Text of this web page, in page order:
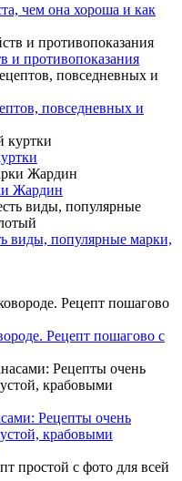
чем она хороша и как
и противопоказания
повседневных и
Жардин
виды, популярные марки,
Рецепт пошагово с
Рецепты очень
крабовыми